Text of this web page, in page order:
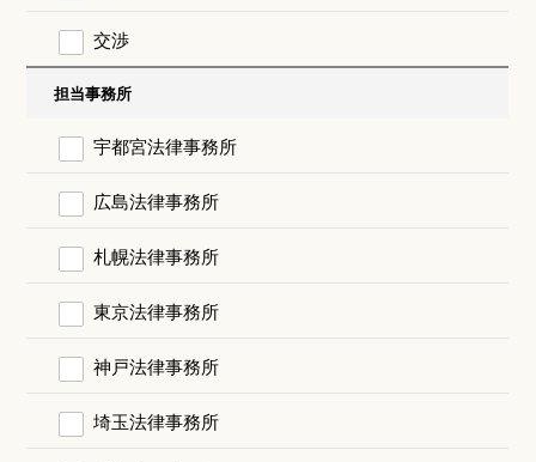
交渉
担当事務所
宇都宮法律事務所
広島法律事務所
札幌法律事務所
東京法律事務所
神戸法律事務所
埼玉法律事務所